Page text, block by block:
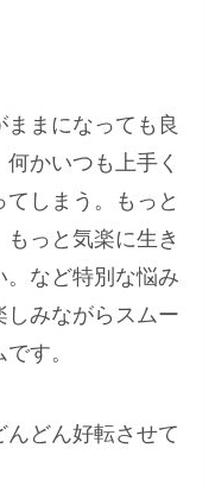
まになっても良
かいつも上手く
しまう。もっと
っと気楽に生き
。など特別な悩み
しみながらスムー
す。
どん好転させて